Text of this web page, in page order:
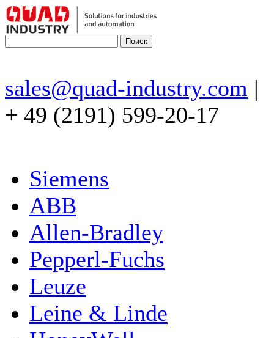
sales@quad-industry.com |
+ 49 (2191) 599-20-17
Siemens
ABB
Allen-Bradley
Pepperl-Fuchs
Leuze
Leine & Linde